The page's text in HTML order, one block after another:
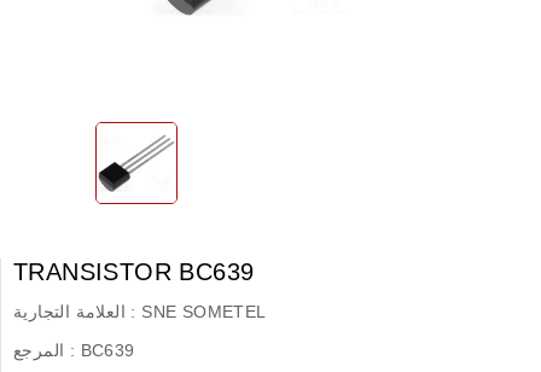
TRANSISTOR BC639
العلامة التجارية : SNE SOMETEL
المرجع : BC639